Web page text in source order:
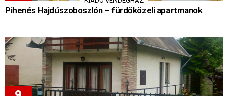
Pihenés Hajdúszoboszlón – fürdőközeli apartmanok